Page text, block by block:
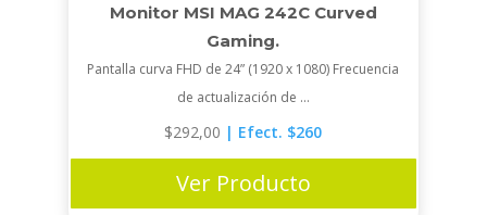
Monitor MSI MAG 242C Curved
Gaming.
Pantalla curva FHD de 24” (1920 x 1080) Frecuencia
de actualización de ...
$292,00 | Efect. $260
Ver Producto